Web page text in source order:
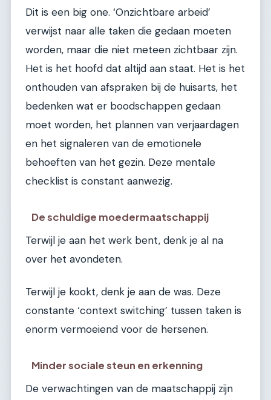
Dit is een big one. ‘Onzichtbare arbeid’
verwijst naar alle taken die gedaan moeten
worden, maar die niet meteen zichtbaar zijn.
Het is het hoofd dat altijd aan staat. Het is het
onthouden van afspraken bij de huisarts, het
bedenken wat er boodschappen gedaan
moet worden, het plannen van verjaardagen
en het signaleren van de emotionele
behoeften van het gezin. Deze mentale
checklist is constant aanwezig.
De schuldige moedermaatschappij
Terwijl je aan het werk bent, denk je al na
over het avondeten.
Terwijl je kookt, denk je aan de was. Deze
constante ‘context switching’ tussen taken is
enorm vermoeiend voor de hersenen.
Minder sociale steun en erkenning
De verwachtingen van de maatschappij zijn